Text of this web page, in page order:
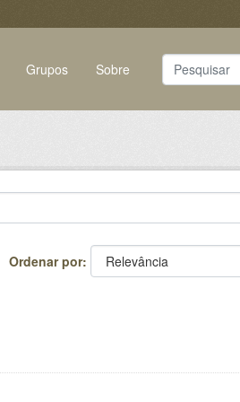
Grupos Sobre
Ordenar por